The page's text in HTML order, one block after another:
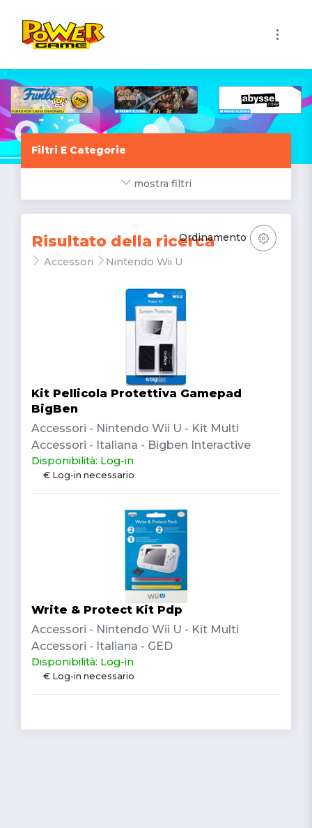
Filtri E Categorie
mostra filtri
Risultato della ricerca
Accessori Nintendo Wii U
Ordinamento
Kit Pellicola Protettiva Gamepad
BigBen
Accessori - Nintendo Wii U - Kit Multi
Accessori - Italiana - Bigben Interactive
Disponibilità: Log-in
€ Log-in necessario
Write & Protect Kit Pdp
Accessori - Nintendo Wii U - Kit Multi
Accessori - Italiana - GED
Disponibilità: Log-in
€ Log-in necessario